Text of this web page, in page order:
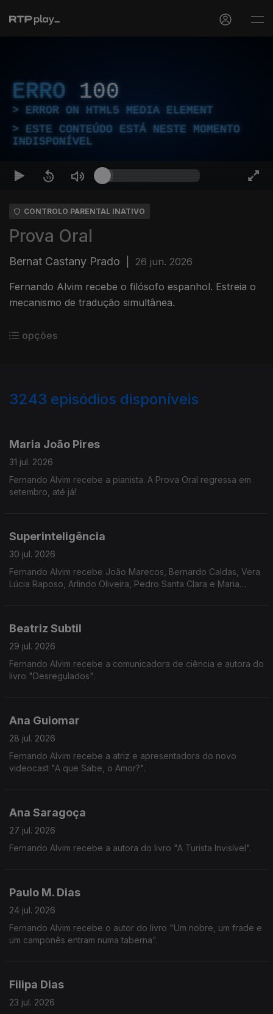
ERRO 100
ERROR ON HTML5 MEDIA ELEMENT
ESTE CONTEÚDO ESTÁ NESTE MOMENTO
INDISPONÍVEL
CONTROLO PARENTAL INATIVO
Prova Oral
Bernat Castany Prado 26 jun. 2026
Fernando Alvim recebe o filósofo espanhol. Estreia o
mecanismo de tradução simultânea.
opções
3243 episódios disponíveis
Maria João Pires
31 jul. 2026
Fernando Alvim recebe a pianista. A Prova Oral regressa em
setembro, até já!
Superinteligência
30 jul. 2026
Fernando Alvim recebe João Marecos, Bernardo Caldas, Vera
Lúcia Raposo, Arlindo Oliveira, Pedro Santa Clara e Maria
Beatriz Subtil
29 jul. 2026
Fernando Alvim recebe a comunicadora de ciência e autora do
livro "Desregulados".
Ana Guiomar
28 jul. 2026
Fernando Alvim recebe a atriz e apresentadora do novo
videocast "A que Sabe, o Amor?".
Ana Saragoça
27 jul. 2026
Fernando Alvim recebe a autora do livro "A Turista Invisível".
Paulo M. Dias
24 jul. 2026
Fernando Alvim recebe o autor do livro "Um nobre, um frade e
um camponês entram numa taberna".
Filipa Dias
23 jul. 2026